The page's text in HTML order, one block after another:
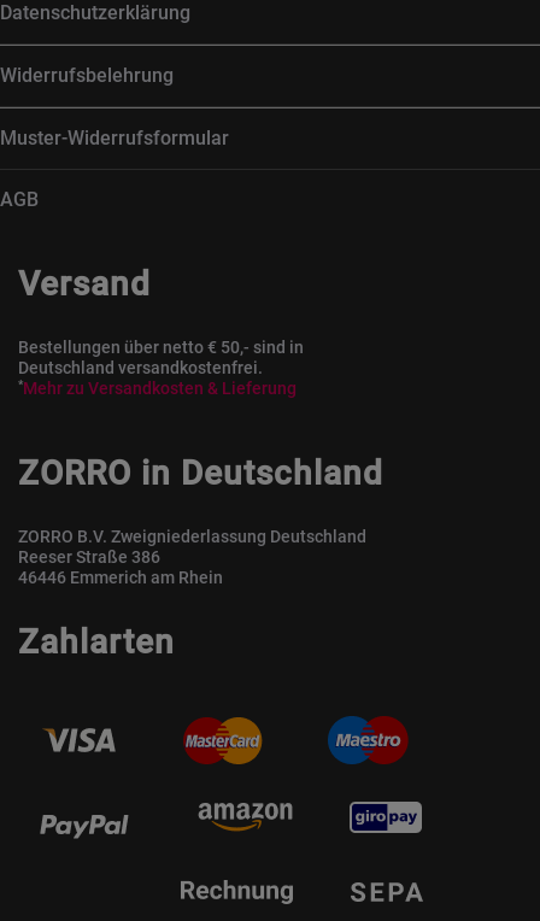
Datenschutzerklärung
Widerrufsbelehrung
Muster-Widerrufsformular
AGB
Versand
Bestellungen über netto € 50,- sind in
Deutschland versandkostenfrei.
*Mehr zu Versandkosten & Lieferung
ZORRO in Deutschland
ZORRO B.V. Zweigniederlassung Deutschland
Reeser Straße 386
46446 Emmerich am Rhein
Zahlarten